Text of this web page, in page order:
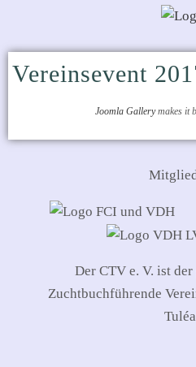
Vereinsevent
Joomla Gallerymakes it
Der CTV e. V. ist
Zuchtbuchführende